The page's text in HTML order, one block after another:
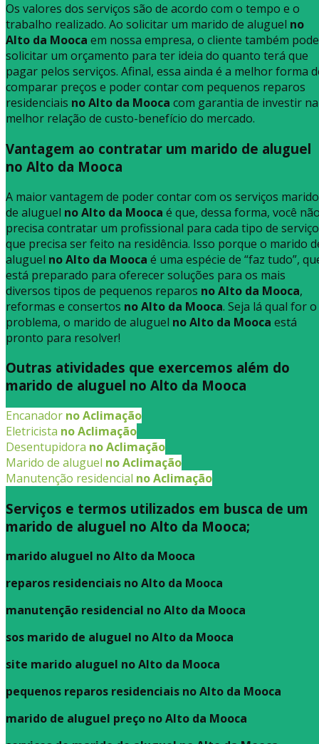
Os valores dos serviços são de acordo com o tempo e o
trabalho realizado. Ao solicitar um marido de aluguel no
Alto da Mooca em nossa empresa, o cliente também pode
solicitar um orçamento para ter ideia do quanto terá que
pagar pelos serviços. Afinal, essa ainda é a melhor forma
comparar preços e poder contar com pequenos reparos
residenciais no Alto da Mooca com garantia de investir na
melhor relação de custo-benefício do mercado.
Vantagem ao contratar um marido de aluguel
no Alto da Mooca
A maior vantagem de poder contar com os serviços marido
de aluguel no Alto da Mooca é que, dessa forma, você
precisa contratar um profissional para cada tipo de serviço
que precisa ser feito na residência. Isso porque o marido
aluguel no Alto da Mooca é uma espécie de “faz tudo”,
está preparado para oferecer soluções para os mais
diversos tipos de pequenos reparos no Alto da Mooca,
reformas e consertos no Alto da Mooca. Seja lá qual for o
problema, o marido de aluguel no Alto da Mooca está
pronto para resolver!
Outras atividades que exercemos além do
marido de aluguel no Alto da Mooca
Encanador no Aclimação
Eletricista no Aclimação
Desentupidora no Aclimação
Marido de aluguel no Aclimação
Manutenção residencial no Aclimação
Serviços e termos utilizados em busca de um
marido de aluguel no Alto da Mooca;
marido aluguel no Alto da Mooca
reparos residenciais no Alto da Mooca
manutenção residencial no Alto da Mooca
sos marido de aluguel no Alto da Mooca
site marido aluguel no Alto da Mooca
pequenos reparos residenciais no Alto da Mooca
marido de aluguel preço no Alto da Mooca